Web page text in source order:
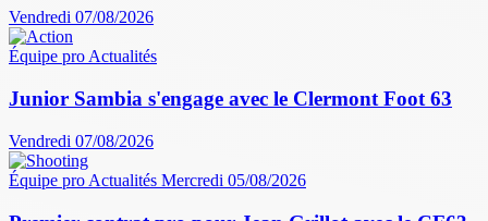
Vendredi 07/08/2026
Équipe proActualités
Junior Sambia s'engage avec le Clermont Foot 63
Vendredi 07/08/2026
Équipe pro Actualités Mercredi 05/08/2026